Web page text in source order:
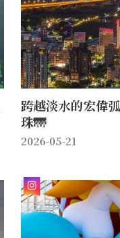
跨越淡水的宏偉
珠🌁
2026-05-21